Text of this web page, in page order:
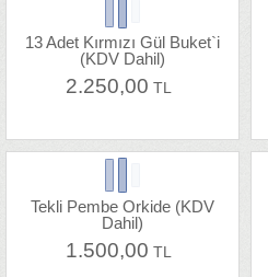
13 Adet Kırmızı Gül Buket`i
(KDV Dahil)
2.250,00 TL
Tekli Pembe Orkide (KDV
Dahil)
1.500,00 TL